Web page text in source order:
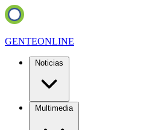
GENTEONLINE
Noticias
Multimedia